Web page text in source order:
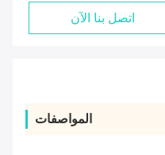
اتصل بنا الآن
المواصفات